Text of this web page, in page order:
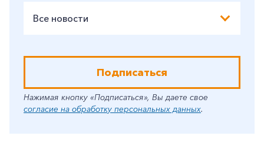
Все новости
Подписаться
Нажимая кнопку «Подписаться», Вы даете свое
согласие на обработку персональных данных.